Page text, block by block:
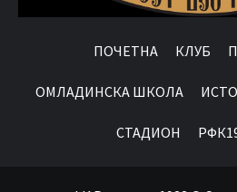
ПОЧЕТНА КЛУБ
OМЛАДИНСКА ШКОЛА
СТАДИОН